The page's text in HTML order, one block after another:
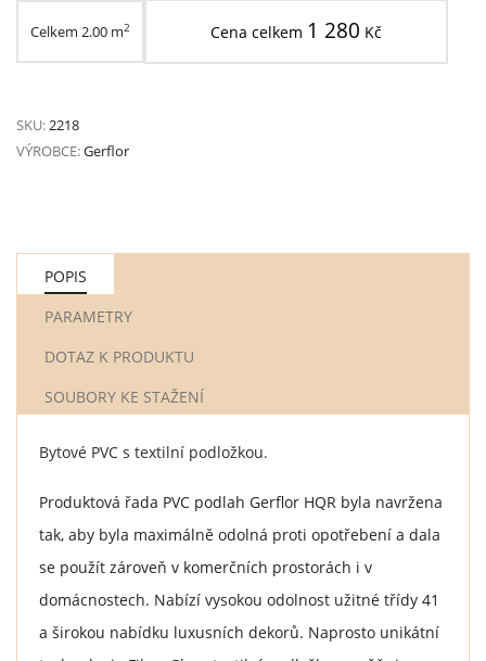
Celkem 2.00 m2 Cena celkem 1 280 Kč
SKU: 2218
VÝROBCE:Gerflor
POPIS
PARAMETRY
DOTAZ K PRODUKTU
SOUBORY KE STAŽENÍ
Bytové PVC s textilní podložkou.
Produktová řada PVC podlah Gerflor HQR byla navržena
tak, aby byla maximálně odolná proti opotřebení a dala
se použít zároveň v komerčních prostorách i v
domácnostech. Nabízí vysokou odolnost užitné třídy 41
a širokou nabídku luxusních dekorů. Naprosto unikátní